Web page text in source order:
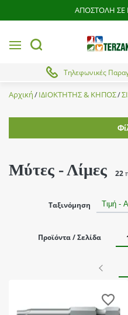
ΑΠΟΣΤΟΛΗ ΣΕ
Τηλεφωνικές
MENUbutton.search
Αρχική ΙΔΙΟΚΤΗΤΗΣ & ΚΗΠΟΣ
Taiwan
Μύτες - Λίμες 22
Ταξινόμηση
Προϊόντα / Σελίδα